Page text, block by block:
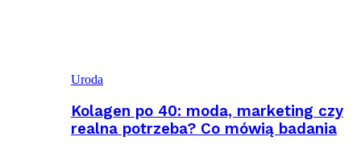
Uroda
Kolagen po 40: moda, marketing czy
realna potrzeba? Co mówią badania